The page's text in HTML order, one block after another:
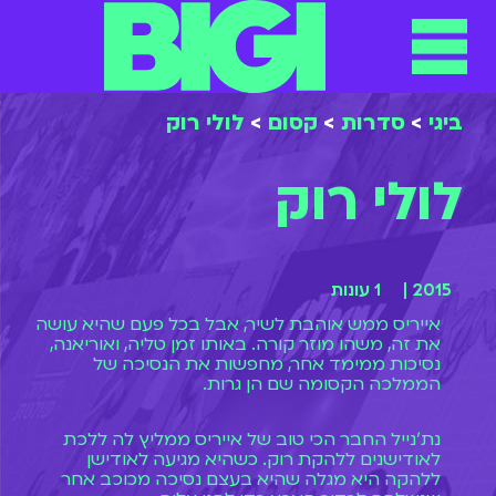
לתוכן
תפריט
ביגי > סדרות > קסום > לולי רוק
לולי רוק
2015 |
1 עונות
אייריס ממש אוהבת לשיר, אבל בכל פעם שהיא עושה
את זה, משהו מוזר קורה. באותו זמן טליה, ואוריאנה,
נסיכות ממימד אחר, מחפשות את הנסיכה של
הממלכה הקסומה שם הן גרות.
נת'נייל החבר הכי טוב של אייריס ממליץ לה ללכת
לאודישנים ללהקת רוק. כשהיא מגיעה לאודישן
ללהקה היא מגלה שהיא בעצם נסיכה מכוכב אחר